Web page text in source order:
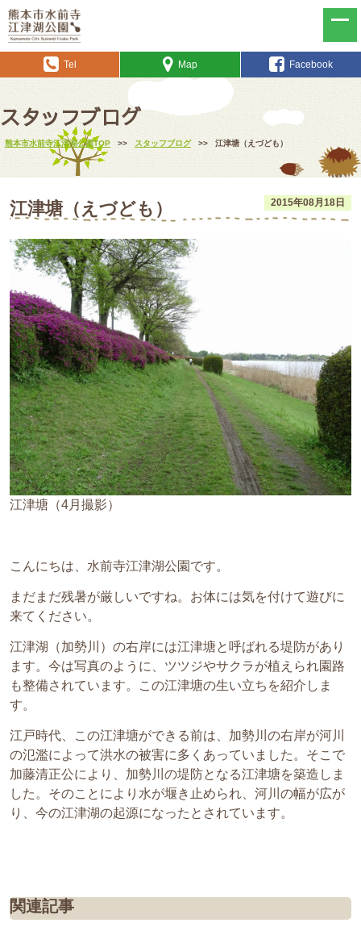
Tel Map Facebook
スタッフブログ
熊本市水前寺江津湖公園TOP >> スタッフブログ >> 江津塘（えづども）
2015年08月18日
江津塘（えづども）
江津塘（4月撮影）
こんにちは、水前寺江津湖公園です。
まだまだ残暑が厳しいですね。お体には気を付けて遊びに
来てください。
江津湖（加勢川）の右岸には江津塘と呼ばれる堤防があり
ます。今は写真のように、ツツジやサクラが植えられ園路
も整備されています。この江津塘の生い立ちを紹介しま
す。
江戸時代、この江津塘ができる前は、加勢川の右岸が河川
の氾濫によって洪水の被害に多くあっていました。そこで
加藤清正公により、加勢川の堤防となる江津塘を築造しま
した。そのことにより水が堰き止められ、河川の幅が広が
り、今の江津湖の起源になったとされています。
関連記事